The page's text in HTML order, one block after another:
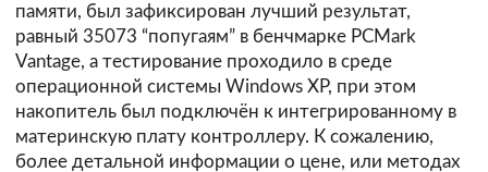
памяти, был зафиксирован лучший результат,
равный 35073 “попугаям” в бенчмарке PCMark
Vantage, а тестирование проходило в среде
операционной системы Windows XP, при этом
накопитель был подключён к интегрированному в
материнскую плату контроллеру. К сожалению,
более детальной информации о цене, или методах